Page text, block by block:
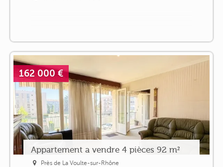
162 000 €
Appartement a vendre 4 pièces 92 m²
Près de La Voulte-sur-Rhône